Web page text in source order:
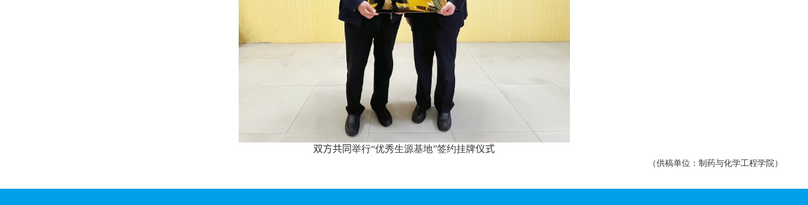
双方共同举行“优秀生源基地”签约挂牌仪式
（供稿单位：制药与化学工程学院）